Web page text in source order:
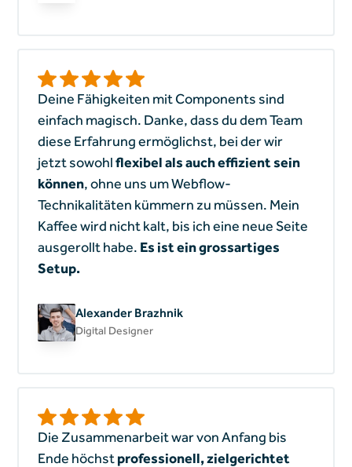
Deine Fähigkeiten mit Components sind
einfach magisch. Danke, dass du dem Team
diese Erfahrung ermöglichst, bei der wir
jetzt sowohlflexibel als auch effizient sein
können, ohne uns um Webflow-
Technikalitäten kümmern zu müssen. Mein
Kaffee wird nicht kalt, bis ich eine neue Seite
ausgerollt habe. Es ist ein grossartiges
Setup.
Alexander Brazhnik
Digital Designer
Die Zusammenarbeit war von Anfang bis
Ende höchstprofessionell, zielgerichtet